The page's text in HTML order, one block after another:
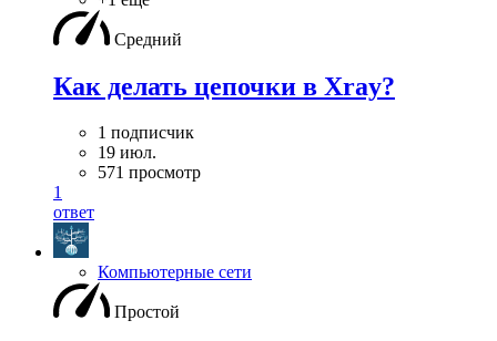
Средний
Как делать цепочки в Xray?
1 подписчик
19 июл.
571 просмотр
1
ответ
Компьютерные сети
Простой